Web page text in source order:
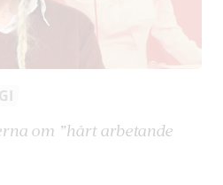
om ”hårt arbetande